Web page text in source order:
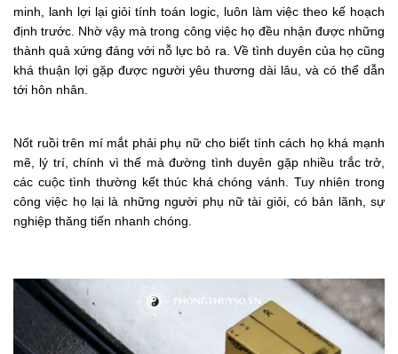
minh, lanh lợi lại giỏi tính toán logic, luôn làm việc theo kế hoạch
định trước. Nhờ vậy mà trong công việc họ đều nhận được những
thành quả xứng đáng với nỗ lực bỏ ra. Về tình duyên của họ cũng
khá thuận lợi gặp được người yêu thương dài lâu, và có thể dẫn
tới hôn nhân.
Nốt ruồi trên mí mắt phải phụ nữ cho biết tính cách họ khá mạnh
mẽ, lý trí, chính vì thế mà đường tình duyên gặp nhiều trắc trở,
các cuộc tình thường kết thúc khá chóng vánh. Tuy nhiên trong
công việc họ lại là những người phụ nữ tài giỏi, có bản lãnh, sự
nghiệp thăng tiến nhanh chóng.